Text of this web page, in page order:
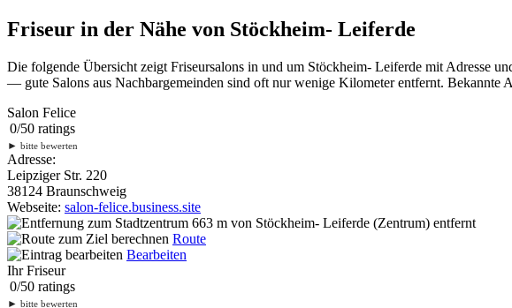
Friseur in der Nähe von Stöckheim- Leiferde
Die folgende Übersicht zeigt Friseursalons in und um Stöckheim- Leiferde mit Adresse
— gute Salons aus Nachbargemeinden sind oft nur wenige Kilometer entfernt. Bekannte
Salon Felice
0/50 ratings
► bitte bewerten
Adresse:
Leipziger Str. 220
38124 Braunschweig
Webseite: salon-felice.business.site
663 m von Stöckheim- Leiferde (Zentrum) entfernt
Route
Bearbeiten
Ihr Friseur
0/50 ratings
► bitte bewerten